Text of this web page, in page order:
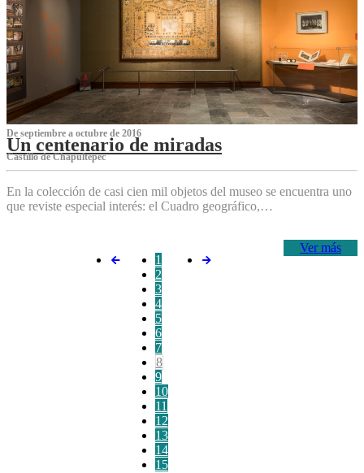
De septiembre a octubre de 2016
Un centenario de miradas
Castillo de Chapultepec
En la colección de casi cien mil objetos del museo se encuentra uno
que reviste especial interés: el Cuadro geográfico,…
Ver más
1
2
3
4
5
6
7
8
9
10
11
12
13
14
15